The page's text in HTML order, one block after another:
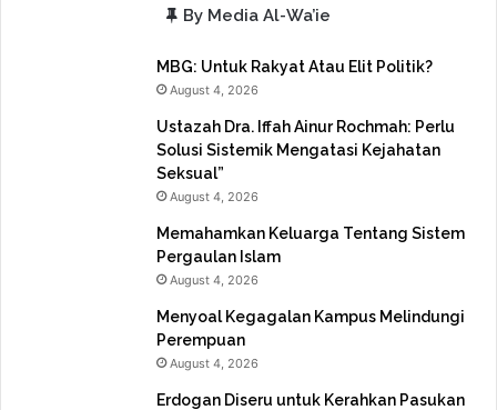
By Media Al-Wa’ie
MBG: Untuk Rakyat Atau Elit Politik?
August 4, 2026
Ustazah Dra. Iffah Ainur Rochmah: Perlu
Solusi Sistemik Mengatasi Kejahatan
Seksual”
August 4, 2026
Memahamkan Keluarga Tentang Sistem
Pergaulan Islam
August 4, 2026
Menyoal Kegagalan Kampus Melindungi
Perempuan
August 4, 2026
Erdogan Diseru untuk Kerahkan Pasukan